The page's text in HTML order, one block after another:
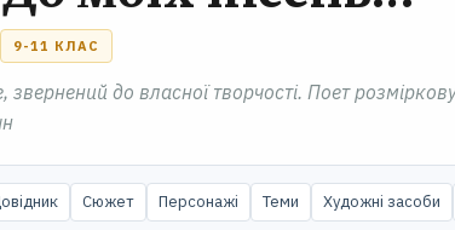
9-11 КЛАС
звернений до власної творчості. Поет
Сюжет Персонажі Теми Художні засоби